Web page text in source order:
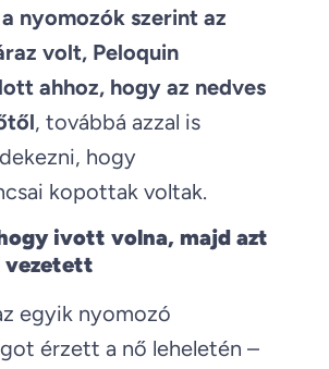
nyomozók szerint az
volt, Peloquin
ahhoz, hogy az nedves
, továbbá azzal is
hogy
kopottak voltak.
ivott volna, majd azt
vezetett
egyik nyomozó
érzett a nő leheletén –